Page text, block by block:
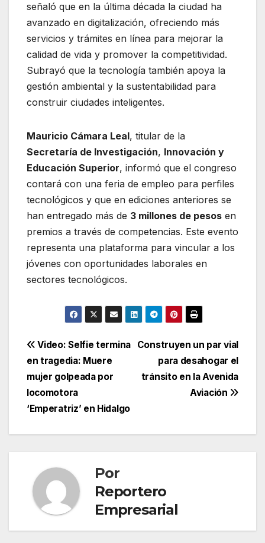
señaló que en la última década la ciudad ha
avanzado en digitalización, ofreciendo más
servicios y trámites en línea para mejorar la
calidad de vida y promover la competitividad.
Subrayó que la tecnología también apoya la
gestión ambiental y la sustentabilidad para
construir ciudades inteligentes.
Mauricio Cámara Leal, titular de la
Secretaría de Investigación, Innovación y
Educación Superior, informó que el congreso
contará con una feria de empleo para perfiles
tecnológicos y que en ediciones anteriores se
han entregado más de 3 millones de pesos en
premios a través de competencias. Este evento
representa una plataforma para vincular a los
jóvenes con oportunidades laborales en
sectores tecnológicos.
Navegación
de
entradas
Construyen un par vial
para desahogar el
tránsito en la Avenida
Aviación
Video: Selfie termina
en tragedia: Muere
mujer golpeada por
locomotora
‘Emperatriz’ en Hidalgo
Por
Reportero
Empresarial